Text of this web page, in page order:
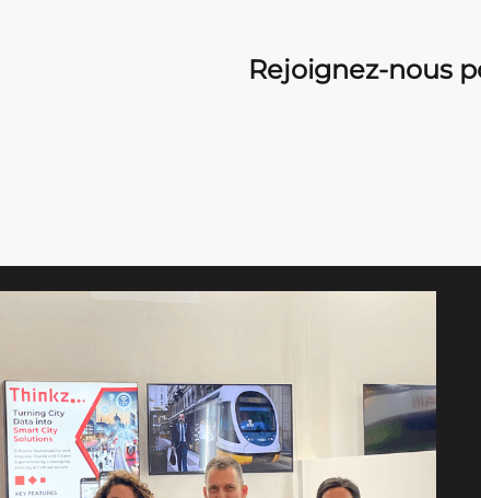
Rejoignez-nous